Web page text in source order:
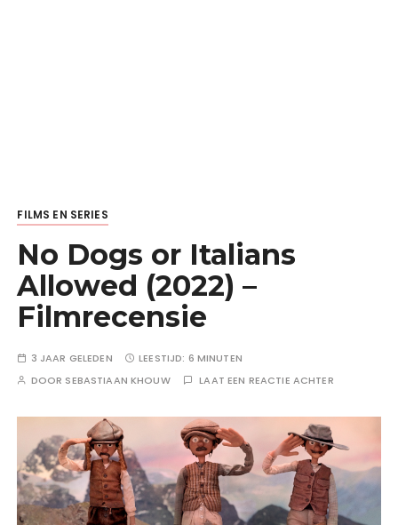
FILMS EN SERIES
No Dogs or Italians
Allowed (2022) –
Filmrecensie
3 JAAR GELEDEN LEESTIJD: 6 MINUTEN
DOOR SEBASTIAAN KHOUW LAAT EEN REACTIE ACHTER